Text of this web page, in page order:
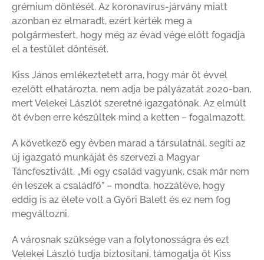
grémium döntését. Az koronavírus-járvány miatt
azonban ez elmaradt, ezért kérték meg a
polgármestert, hogy még az évad vége előtt fogadja
el a testület döntését.
Kiss János emlékeztetett arra, hogy már öt évvel
ezelőtt elhatározta, nem adja be pályázatát 2020-ban,
mert Velekei Lászlót szeretné igazgatónak. Az elmúlt
öt évben erre készültek mind a ketten – fogalmazott.
A következő egy évben marad a társulatnál, segíti az
új igazgató munkáját és szervezi a Magyar
Táncfesztivált. „Mi egy család vagyunk, csak már nem
én leszek a családfő” – mondta, hozzátéve, hogy
eddig is az élete volt a Győri Balett és ez nem fog
megváltozni.
A városnak szüksége van a folytonosságra és ezt
Velekei László tudja biztosítani, támogatja őt Kiss